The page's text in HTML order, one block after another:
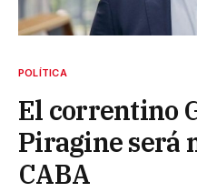
POLÍTICA
El correntino
Piragine será
CABA